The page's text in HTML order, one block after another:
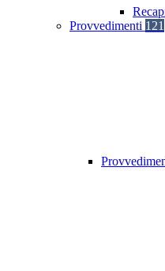
Provvedimenti 121